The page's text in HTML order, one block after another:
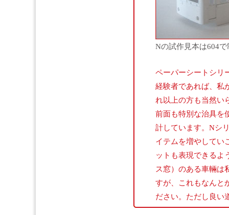
Nの試作見本は604
ペーパーシートシリ
経験者であれば、私
れ以上の方も当然い
前面も特別な治具を
計しています。Nシ
イテムを増やしてい
ットも表現できるよ
ス窓）のある車輛は
すが、これもなんと
ださい。ただし良い